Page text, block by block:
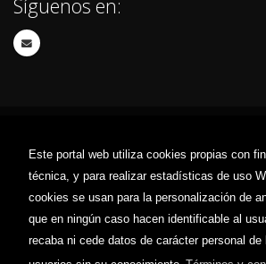
Este portal web utiliza cookies propias con
técnica, y para realizar estadísticas de uso
cookies se usan para la personalización de
que en ningún caso hacen identificable al
recaba ni cede datos de carácter personal de
Síguenos en:
Contacto Aviso Legal
Política de envíos
Política de devolución
Política